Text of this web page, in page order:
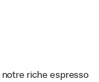
riche espresso